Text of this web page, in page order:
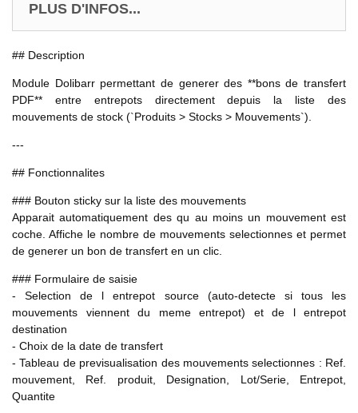
PLUS D'INFOS...
## Description
Module Dolibarr permettant de generer des **bons de transfert
PDF** entre entrepots directement depuis la liste des
mouvements de stock (`Produits > Stocks > Mouvements`).
---
## Fonctionnalites
### Bouton sticky sur la liste des mouvements
Apparait automatiquement des qu au moins un mouvement est
coche. Affiche le nombre de mouvements selectionnes et permet
de generer un bon de transfert en un clic.
### Formulaire de saisie
- Selection de l entrepot source (auto-detecte si tous les
mouvements viennent du meme entrepot) et de l entrepot
destination
- Choix de la date de transfert
- Tableau de previsualisation des mouvements selectionnes : Ref.
mouvement, Ref. produit, Designation, Lot/Serie, Entrepot,
Quantite